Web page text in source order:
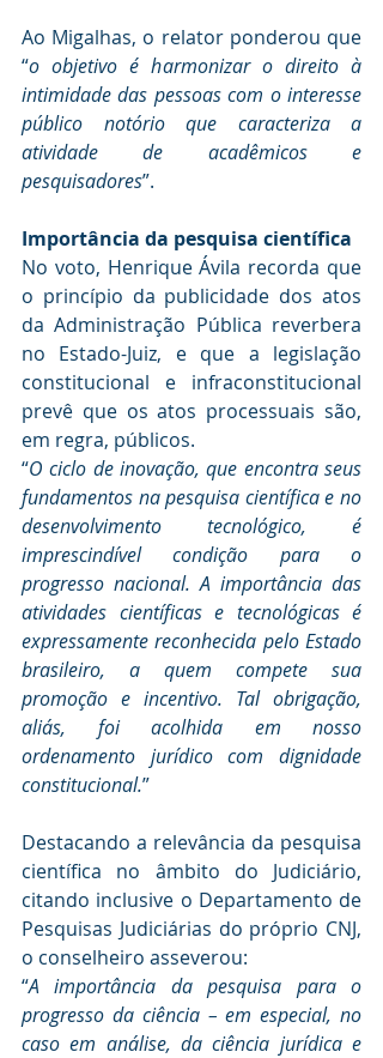
Ao Migalhas, o relator ponderou que
“o objetivo é harmonizar o direito à
intimidade das pessoas com o interesse
público notório que caracteriza a
atividade de acadêmicos e
pesquisadores”.
Importância da pesquisa científica
No voto, Henrique Ávila recorda que
o princípio da publicidade dos atos
da Administração Pública reverbera
no Estado-Juiz, e que a legislação
constitucional e infraconstitucional
prevê que os atos processuais são,
em regra, públicos.
“O ciclo de inovação, que encontra seus
fundamentos na pesquisa científica e no
desenvolvimento tecnológico, é
imprescindível condição para o
progresso nacional. A importância das
atividades científicas e tecnológicas é
expressamente reconhecida pelo Estado
brasileiro, a quem compete sua
promoção e incentivo. Tal obrigação,
aliás, foi acolhida em nosso
ordenamento jurídico com dignidade
constitucional.”
Destacando a relevância da pesquisa
científica no âmbito do Judiciário,
citando inclusive o Departamento de
Pesquisas Judiciárias do próprio CNJ,
o conselheiro asseverou:
“A importância da pesquisa para o
progresso da ciência – em especial, no
caso em análise, da ciência jurídica e